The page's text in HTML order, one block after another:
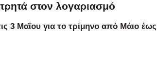
στον λογαριασμό
3 Μαΐου για το τρίμηνο από Μάιο έως